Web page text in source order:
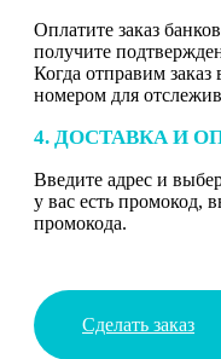
Оплатите заказ
получите
Когда отправим
номером для
4. ДОСТАВКА И
Введите адрес и
у вас есть промокод,
промокода.
Сделать заказ